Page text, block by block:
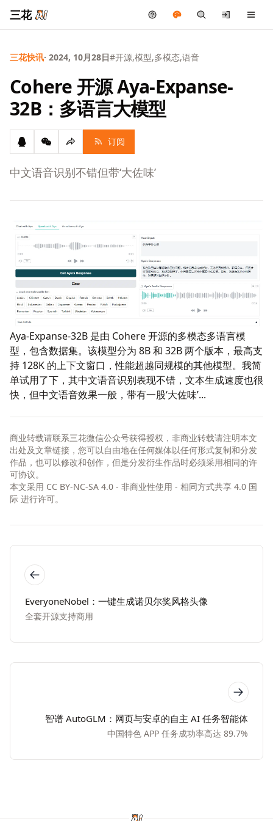
三花
三花快讯· 2024, 10月28日#开源,模型,多模态,语音
Cohere 开源 Aya-Expanse-
32B：多语言大模型
订阅
中文语音识别不错但带‘大佐味’
Aya-Expanse-32B 是由 Cohere 开源的多模态多语言模
型，包含数据集。该模型分为 8B 和 32B 两个版本，最高支
持 128K 的上下文窗口，性能超越同规模的其他模型。我简
单试用了下，其中文语音识别表现不错，文本生成速度也很
快，但中文语音效果一般，带有一股‘大佐味’...
商业转载请联系三花微信公众号获得授权，非商业转载请注明本文
出处及文章链接，您可以自由地在任何媒体以任何形式复制和分发
作品，也可以修改和创作，但是分发衍生作品时必须采用相同的许
可协议。
本文采用 CC BY-NC-SA 4.0 - 非商业性使用 - 相同方式共享 4.0 国
际 进行许可。
EveryoneNobel：一键生成诺贝尔奖风格头像
全套开源支持商用
智谱 AutoGLM：网页与安卓的自主 AI 任务智能体
中国特色 APP 任务成功率高达 89.7%